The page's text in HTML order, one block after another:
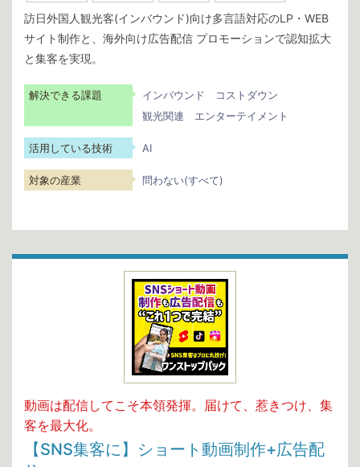
訪日外国人観光客(インバウンド)向け多言語対応のLP・WEB
サイト制作と、海外向け広告配信 プロモーションで認知拡大
と集客を実現。
解決できる課題 インバウンド
コストダウン
観光関連
エンターテイメント
活用している技術 AI
対象の産業 問わない(すべて)
動画は配信してこそ本領発揮。届けて、惹きつけ、集
客を最大化。
【SNS集客に】ショート動画制作+広告配